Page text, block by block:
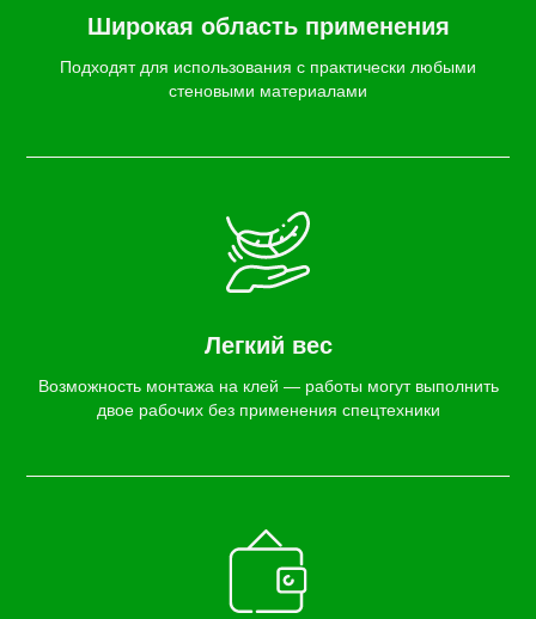
Широкая область применения
Подходят для использования с практически любыми
стеновыми материалами
Легкий вес
Возможность монтажа на клей — работы могут выполнить
двое рабочих без применения спецтехники